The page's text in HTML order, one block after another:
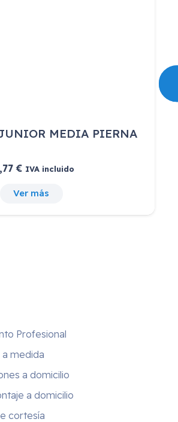
JUNIOR MEDIA PIERNA
€ IVA incluido
Ver más
Profesional
a medida
a domicilio
a domicilio
cortesía